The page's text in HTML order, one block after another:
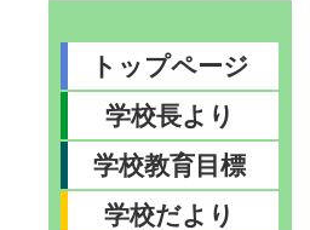
トップページ
学校長より
学校教育目標
学校だより